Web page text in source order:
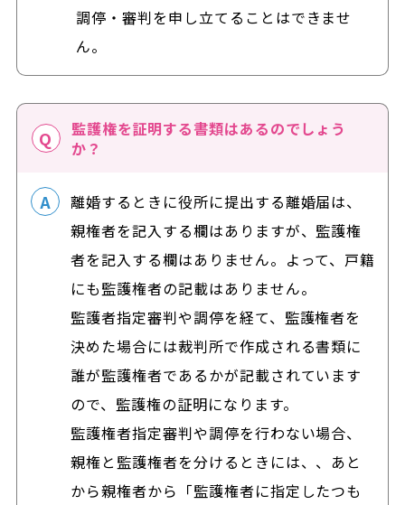
調停・審判を申し立てることはできませ
ん。
監護権を証明する書類はあるのでしょう
か？
離婚するときに役所に提出する離婚届は、
親権者を記入する欄はありますが、監護権
者を記入する欄はありません。よって、戸籍
にも監護権者の記載はありません。
監護者指定審判や調停を経て、監護権者を
決めた場合には裁判所で作成される書類に
誰が監護権者であるかが記載されています
ので、監護権の証明になります。
監護権者指定審判や調停を行わない場合、
親権と監護権者を分けるときには、、あと
から親権者から「監護権者に指定したつも